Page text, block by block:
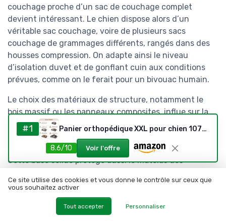
couchage proche d’un sac de couchage complet
devient intéressant. Le chien dispose alors d’un
véritable sac couchage, voire de plusieurs sacs
couchage de grammages différents, rangés dans des
housses compression. On adapte ainsi le niveau
d’isolation duvet et de gonflant cuin aux conditions
prévues, comme on le ferait pour un bivouac humain.
Le choix des matériaux de structure, notamment le
bois massif ou les panneaux composites, influe sur la
durabilité. Un lit en bois bien traité, avec un sommier en
bois ou un faux sommier à lattes, résiste mieux aux
années de service qu’un simple fond en plastique.
Cette base solide protège aussi le matelas des
mouvements du chien.
L’entretien doit rester simple, avec des housses
déhoussables grâce à un zip robuste et lavables en
#1 Panier orthopédique XXL pour chien 107x76 cm - gris
8.6/10 Voir l'offre
Ce site utilise des cookies et vous donne le contrôle sur ceux que
vous souhaitez activer
Tout accepter Personnaliser